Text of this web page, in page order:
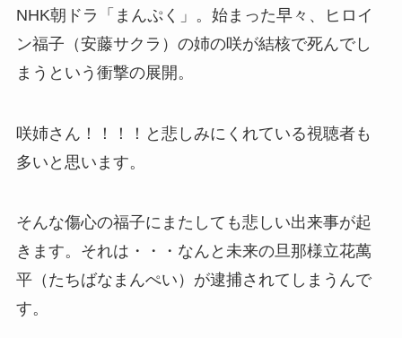
NHK朝ドラ「まんぷく」。始まった早々、ヒロイ
ン福子（安藤サクラ）の姉の咲が結核で死んでし
まうという衝撃の展開。
咲姉さん！！！！と悲しみにくれている視聴者も
多いと思います。
そんな傷心の福子にまたしても悲しい出来事が起
きます。それは・・・なんと未来の旦那様立花萬
平（たちばなまんぺい）が逮捕されてしまうんで
す。